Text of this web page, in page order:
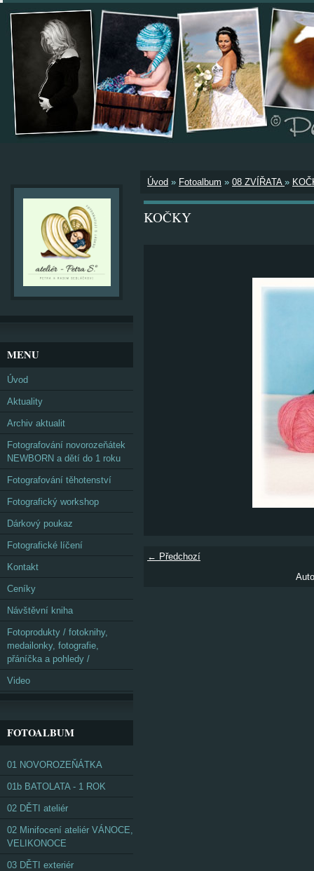
Úvod » Fotoalbum » 08 ZVÍŘATA »
KOČKY
← Předchozí
MENU
Úvod
Aktuality
Archiv aktualit
Fotografování novorozeňátek
NEWBORN a dětí do 1 roku
Fotografování těhotenství
Fotografický workshop
Dárkový poukaz
Fotografické líčení
Kontakt
Ceníky
Návštěvní kniha
Fotoprodukty / fotoknihy,
medailonky, fotografie,
přáníčka a pohledy /
Video
FOTOALBUM
01 NOVOROZEŇÁTKA
01b BATOLATA - 1 ROK
02 DĚTI ateliér
02 Minifocení ateliér VÁNOCE,
VELIKONOCE
03 DĚTI exteriér